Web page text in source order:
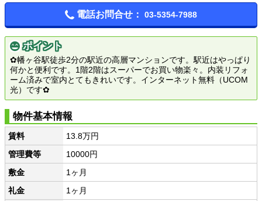
電話お問合せ： 03-5354-7988
ポイント
✿幡ヶ谷駅徒歩2分の駅近の高層マンションです。駅近はやっぱり
何かと便利です。1階2階はスーパーでお買い物楽々。内装リフォ
ーム済みで室内とてもきれいです。インターネット無料（UCOM
光）です✿
物件基本情報
賃料
13.8万円
管理費等
10000円
敷金
1ヶ月
礼金
1ヶ月